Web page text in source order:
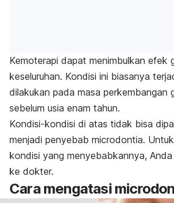
Kemoterapi dapat menimbulkan efek
keseluruhan. Kondisi ini biasanya
dilakukan pada masa perkembangan
sebelum usia enam tahun.
Kondisi-kondisi di atas tidak bisa
menjadi penyebab microdontia.
kondisi yang menyebabkannya,
ke dokter.
Cara mengatasi